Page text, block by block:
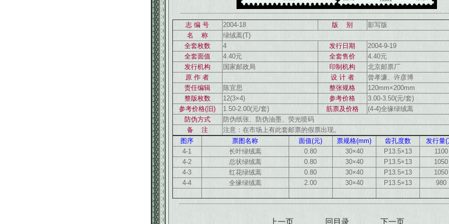
志 编 号 2004-18 版 别
影写版
名 称
绿绒蒿(T)
全套枚数
4 发行日期
2004-9-19
全套面值
4.40元 全套售价
4.40元
发行机构
国家邮政局 印制机构
北京邮票厂
原 作 者
设 计 者
曾孝濂、许彦博
责任编辑
陈宜思 整张规格
120mm×200mm
整版枚数
12(3×4) 参考价格
3.00-3.50(元/套)
参考价格(旧)
1.50-2.00(元/套) 筋票及价格
(4-4)全缘绿绒蒿
防伪方式
防伪纸张、防伪油墨、荧光喷码
备 注
注意：在市场上有此套邮票的假票出现。
图序
票图名称 面值(元) 票规格(mm) 齿孔度数
发行量(
4-1
长叶绿绒蒿 0.80 30×40 P13.5×13
1100
4-2
总状绿绒蒿 0.80 30×40 P13.5×13
1050
4-3
红花绿绒蒿 0.80 30×40 P13.5×13
1050
4-4
全缘绿绒蒿 2.00 30×40 P13.5×13 980
上一页 回目录 下一页